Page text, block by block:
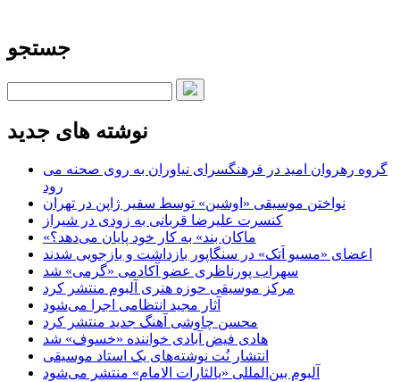
جستجو
نوشته های جدید
گروه رهروان امید در فرهنگسرای نیاوران به روی صحنه می
رود
نواختن موسیقی «اوشین» توسط سفیر ژاپن در تهران
کنسرت علیرضا قربانی به زودی در شیراز
«ماکان بند» به کار خود پایان می‌دهد؟
اعضای «مسیو اَتک» در سنگاپور بازداشت و بازجویی شدند
سهراب پورناظری عضو آکادمی «گرمی» شد
مرکز موسیقی حوزه هنری آلبوم منتشر کرد
آثار مجید انتظامی اجرا می‌شود
محسن چاوشی آهنگ جدید منتشر کرد
هادی فیض آبادی خواننده «خسوف» شد
انتشار نُت نوشته‌های یک استاد موسیقی
آلبوم بین‌المللی «یالثارات الامام» منتشر می‌شود